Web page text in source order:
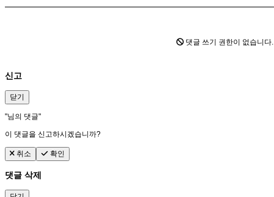
댓글 쓰기 권한이 없습니다.
신고
닫기
"님의 댓글"
이 댓글을 신고하시겠습니까?
취소 확인
댓글 삭제